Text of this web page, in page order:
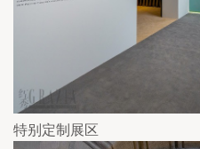
特别定制展区